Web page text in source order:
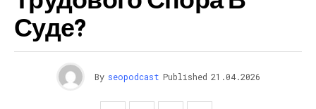
Суде?
By seopodcast Published 21.04.2026